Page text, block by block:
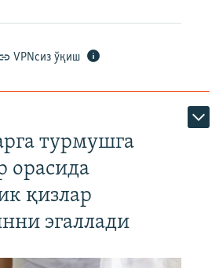
VPNсиз ўқиш
турмушга
орасида
қизлар
эгаллади